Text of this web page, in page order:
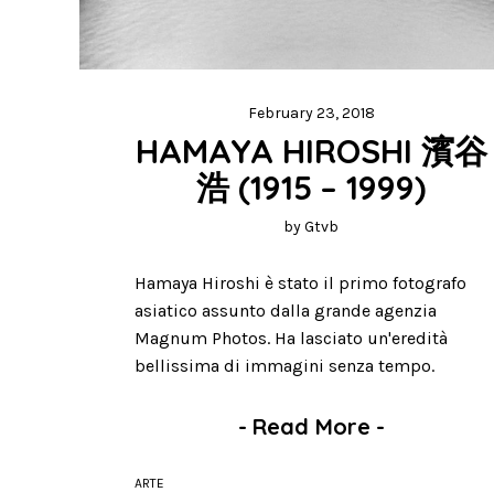
February 23, 2018
HAMAYA HIROSHI 濱谷
浩 (1915 – 1999)
byGtvb
Hamaya Hiroshi è stato il primo fotografo
asiatico assunto dalla grande agenzia
Magnum Photos. Ha lasciato un'eredità
bellissima di immagini senza tempo.
- Read More -
ARTE